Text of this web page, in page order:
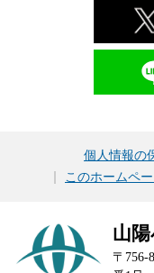
個人情報の
このホームペ
山
〒756-